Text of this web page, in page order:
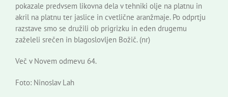
Novi odmev – naše glasilo
Koristne informacije
pokazale predvsem likovna dela v tehniki olje na platnu in
akril na platnu ter jaslice in cvetlične aranžmaje. Po odprtju
razstave smo se družili ob prigrizku in eden drugemu
zaželeli srečen in blagoslovljen Božič. (nr)
Več v Novem odmevu 64.
Foto: Ninoslav Lah